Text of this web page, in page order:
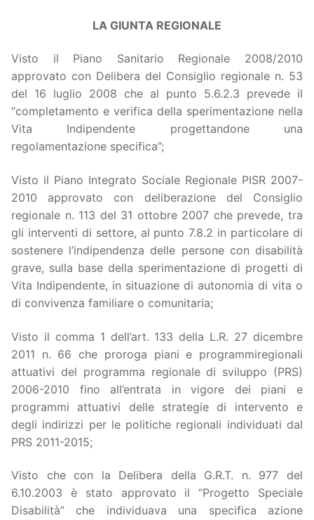
LA GIUNTA REGIONALE
Visto il Piano Sanitario Regionale 2008/2010
approvato con Delibera del Consiglio regionale n. 53
del 16 luglio 2008 che al punto 5.6.2.3 prevede il
“completamento e verifica della sperimentazione nella
Vita Indipendente progettandone una
regolamentazione specifica”;
Visto il Piano Integrato Sociale Regionale PISR 2007-
2010 approvato con deliberazione del Consiglio
regionale n. 113 del 31 ottobre 2007 che prevede, tra
gli interventi di settore, al punto 7.8.2 in particolare di
sostenere l’indipendenza delle persone con disabilità
grave, sulla base della sperimentazione di progetti di
Vita Indipendente, in situazione di autonomia di vita o
di convivenza familiare o comunitaria;
Visto il comma 1 dell’art. 133 della L.R. 27 dicembre
2011 n. 66 che proroga piani e programmiregionali
attuativi del programma regionale di sviluppo (PRS)
2006-2010 fino all’entrata in vigore dei piani e
programmi attuativi delle strategie di intervento e
degli indirizzi per le politiche regionali individuati dal
PRS 2011-2015;
Visto che con la Delibera della G.R.T. n. 977 del
6.10.2003 è stato approvato il “Progetto Speciale
Disabilità” che individuava una specifica azione